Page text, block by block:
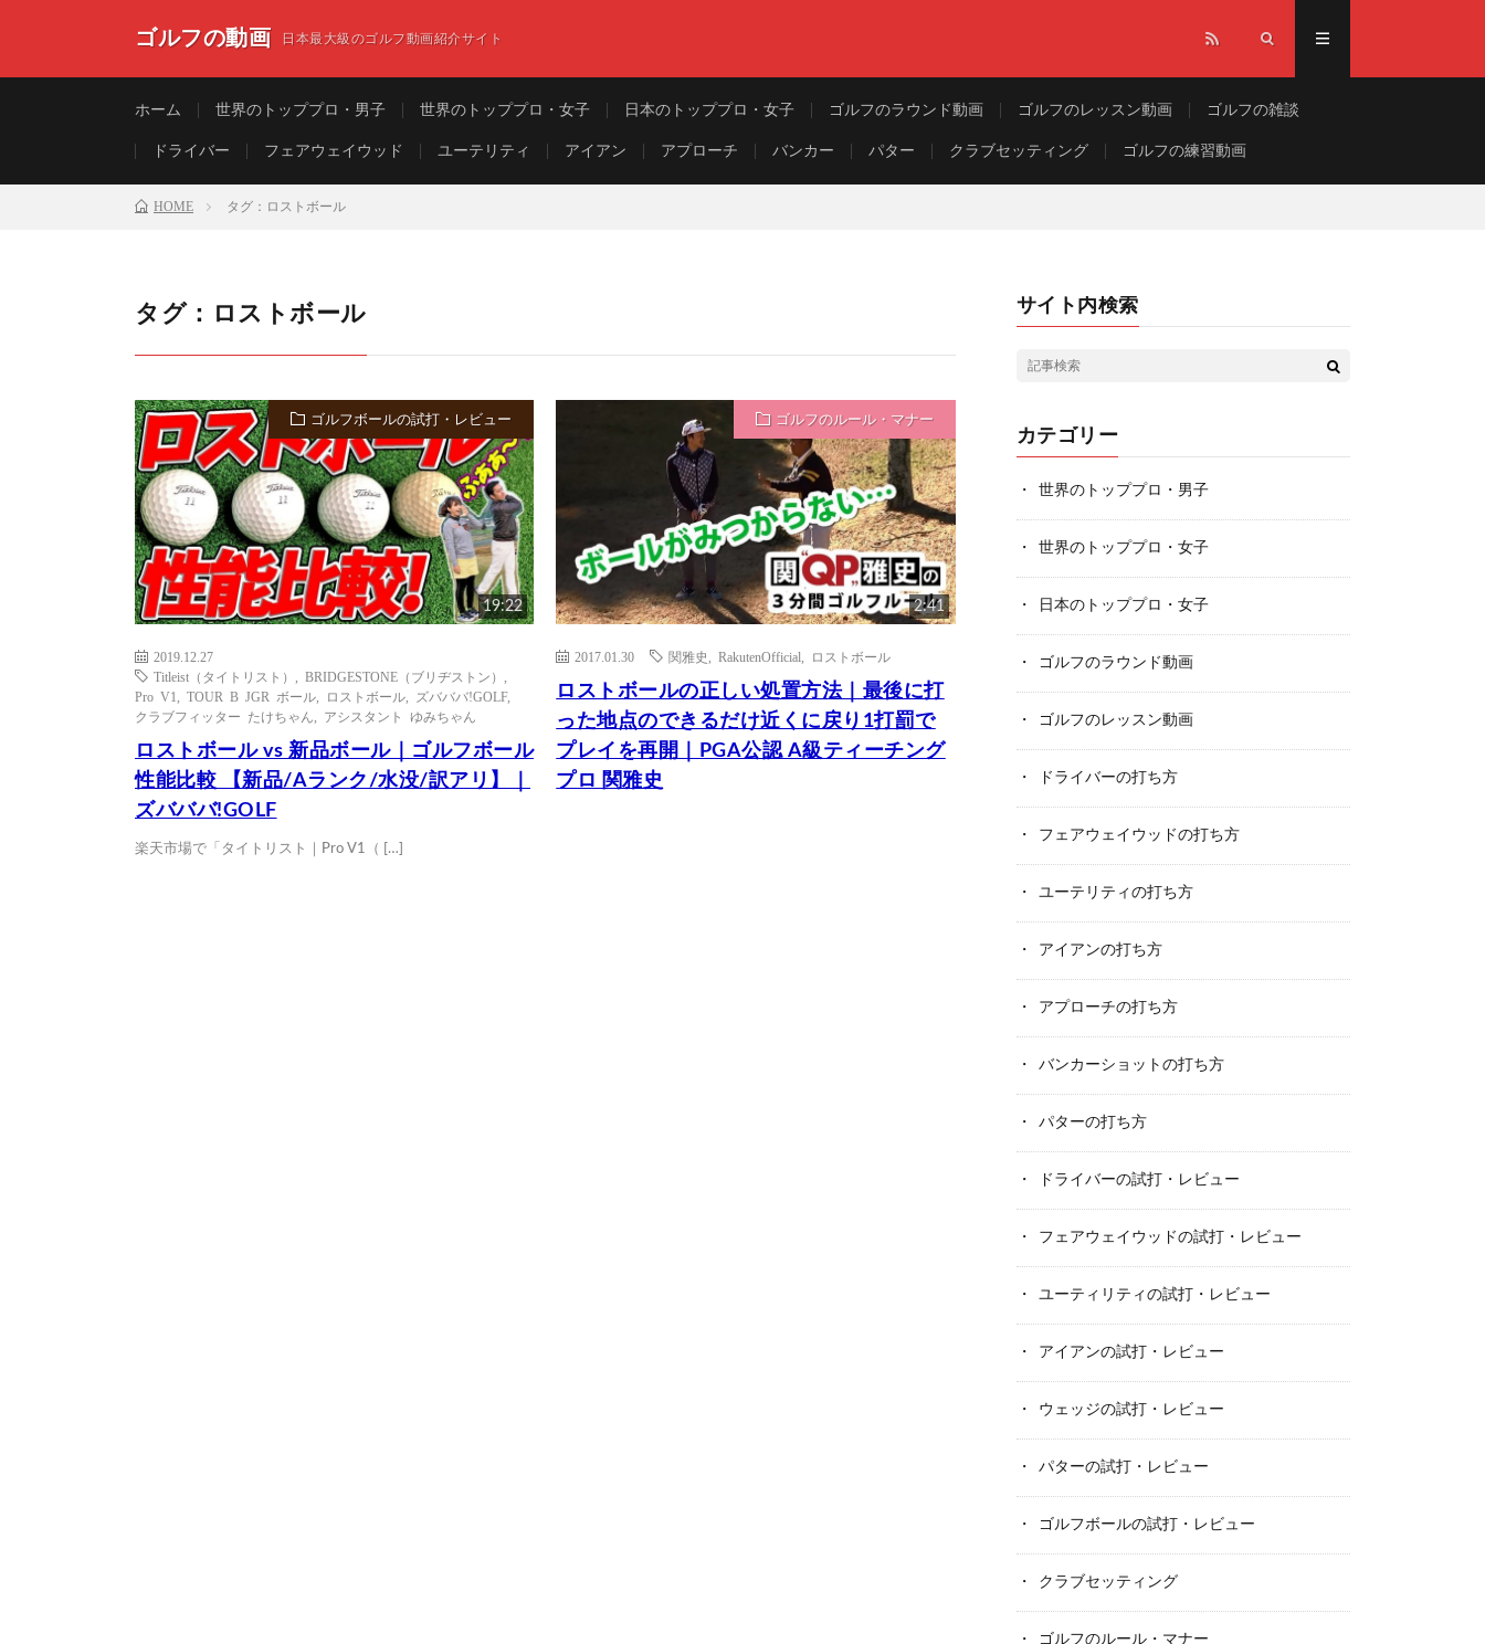
ゴルフの動画 日本最大級のゴルフ動画紹介サイト
ホーム 世界のトッププロ・男子 世界のトッププロ・女子 日本のトッププロ・女子 ゴルフのラウンド動画 ゴルフのレッスン動画 ゴルフの雑談
ドライバー フェアウェイウッド ユーテリティ アイアン アプローチ バンカー パター クラブセッティング ゴルフの練習動画
HOME タグ：ロストボール
タグ：ロストボール
ゴルフボールの試打・レビュー
19:22
2019.12.27
Titleist（タイトリスト）
BRIDGESTONE（ブリヂストン）
Pro V1
TOUR B JGR ボール ロストボール ズバババ!GOLF,
クラブフィッター たけちゃん
アシスタント ゆみちゃん
ロストボール vs 新品ボール｜ゴルフボール
性能比較 【新品/Aランク/水没/訳アリ】｜
ズバババ!GOLF
楽天市場で「タイトリスト｜Pro V1（ […]
ゴルフのルール・マナー
2:41
2017.01.30 関雅史 ,RakutenOfficial ロストボール
ロストボールの正しい処置方法｜最後に打
った地点のできるだけ近くに戻り1打罰で
プレイを再開｜PGA公認 A級ティーチング
プロ 関雅史
サイト内検索
カテゴリー
世界のトッププロ・男子
世界のトッププロ・女子
日本のトッププロ・女子
ゴルフのラウンド動画
ゴルフのレッスン動画
ドライバーの打ち方
フェアウェイウッドの打ち方
ユーテリティの打ち方
アイアンの打ち方
アプローチの打ち方
バンカーショットの打ち方
パターの打ち方
ドライバーの試打・レビュー
フェアウェイウッドの試打・レビュー
ユーティリティの試打・レビュー
アイアンの試打・レビュー
ウェッジの試打・レビュー
パターの試打・レビュー
ゴルフボールの試打・レビュー
クラブセッティング
ゴルフのルール・マナー